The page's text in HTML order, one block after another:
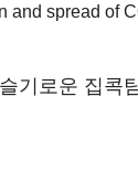
and spread of
기로운 집콕